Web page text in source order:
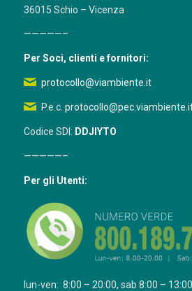
36015 Schio – Vicenza
—————–
Per Soci, clienti e fornitori:
protocollo@viambiente.it
P.e.c.
Codice SDI: DDJIYTO
—————–
Per gli Utenti:
lun-ven: 8:00 – 20:00, sab 8:00 – 13:00